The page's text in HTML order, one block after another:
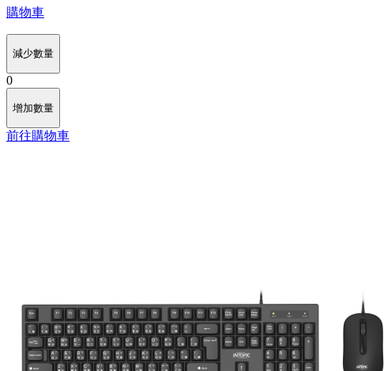
購物車
減少數量
0
增加數量
前往購物車